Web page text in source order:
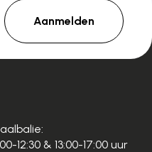
Aanmelden
12:30 & 13:00-17:00 uur